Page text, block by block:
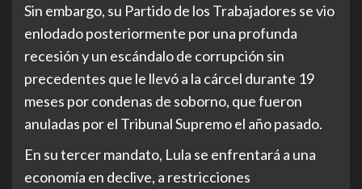
Sin embargo, su Partido de los Trabajadores se vio
enlodado posteriormente por una profunda
recesión y un escándalo de corrupción sin
precedentes que le llevó a la cárcel durante 19
meses por condenas de soborno, que fueron
anuladas por el Tribunal Supremo el año pasado.
En su tercer mandato, Lula se enfrentará a una
economía en declive, a restricciones